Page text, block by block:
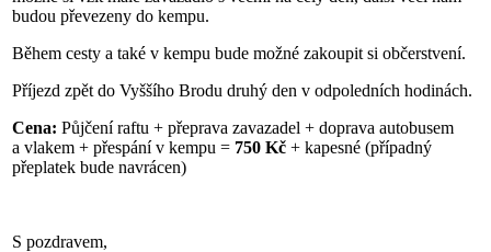
budou převezeny do kempu.
Během cesty a také v kempu bude možné zakoupit si občerstvení.
Příjezd zpět do Vyššího Brodu druhý den v odpoledních hodinách.
Cena: Půjčení raftu + přeprava zavazadel + doprava autobusem
a vlakem + přespání v kempu = 750 Kč + kapesné (případný
přeplatek bude navrácen)
S pozdravem,